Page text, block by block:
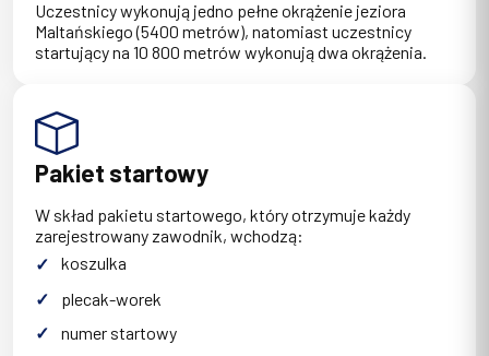
Uczestnicy wykonują jedno pełne okrążenie jeziora
Maltańskiego (5400 metrów), natomiast uczestnicy
startujący na 10 800 metrów wykonują dwa okrążenia.
Pakiet startowy
W skład pakietu startowego, który otrzymuje każdy
zarejestrowany zawodnik, wchodzą:
koszulka
plecak-worek
numer startowy